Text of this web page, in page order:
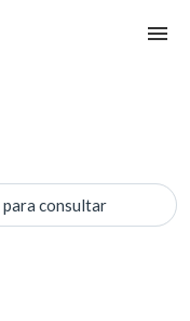
consultar